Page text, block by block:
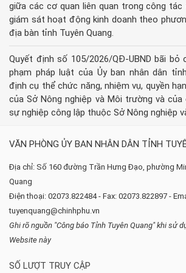
giữa các cơ quan liên quan trong công tác
giám sát hoạt động kinh doanh theo
địa bàn tỉnh Tuyên Quang.
Quyết định số 105/2026/QĐ-UBND bãi bỏ
phạm pháp luật của Ủy ban nhân dân
định cụ thể chức năng, nhiệm vụ, quyền
của Sở Nông nghiệp và Môi trường và
sự nghiệp công lập thuộc Sở Nông nghiệp
VĂN PHÒNG ỦY BAN NHÂN DÂN TỈNH
Địa chỉ: Số 160 đường Trần Hưng Đạo, phường
Quang
Điện thoại: 02073.822484 - Fax: 02073.822897 -
tuyenquang@chinhphu.vn
Ghi rõ nguồn "Công báo Tỉnh Tuyên Quang" khi sử
Website này
SỐ LƯỢT TRUY CẬP